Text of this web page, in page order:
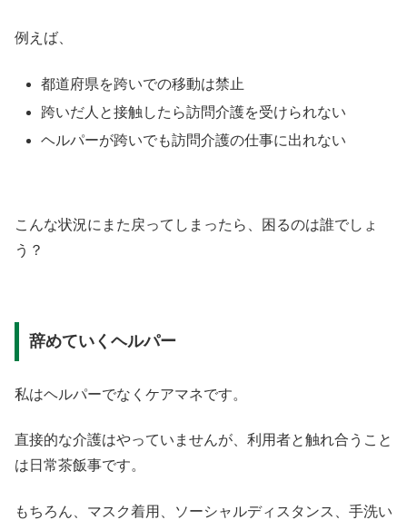
例えば、
都道府県を跨いでの移動は禁止
跨いだ人と接触したら訪問介護を受けられない
ヘルパーが跨いでも訪問介護の仕事に出れない
こんな状況にまた戻ってしまったら、困るのは誰でしょ
う？
辞めていくヘルパー
私はヘルパーでなくケアマネです。
直接的な介護はやっていませんが、利用者と触れ合うこと
は日常茶飯事です。
もちろん、マスク着用、ソーシャルディスタンス、手洗い